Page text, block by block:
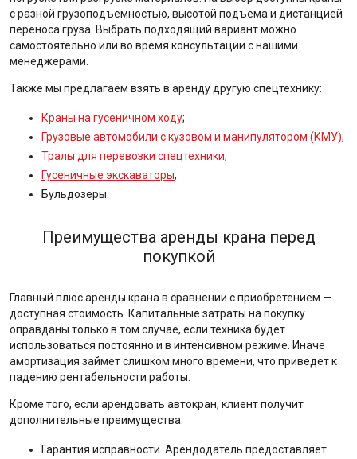
с разной грузоподъемностью, высотой подъема и дистанцией
переноса груза. Выбрать подходящий вариант можно
самостоятельно или во время консультации с нашими
менеджерами.
Также мы предлагаем взять в аренду другую спецтехнику:
Краны на гусеничном ходу;
Грузовые автомобили с кузовом и манипулятором (КМУ);
Тралы для перевозки спецтехники;
Гусеничные экскаваторы;
Бульдозеры.
Преимущества аренды крана перед
покупкой
Главный плюс аренды крана в сравнении с приобретением —
доступная стоимость. Капитальные затраты на покупку
оправданы только в том случае, если техника будет
использоваться постоянно и в интенсивном режиме. Иначе
амортизация займет слишком много времени, что приведет к
падению рентабельности работы.
Кроме того, если арендовать автокран, клиент получит
дополнительные преимущества:
Гарантия исправности. Арендодатель предоставляет